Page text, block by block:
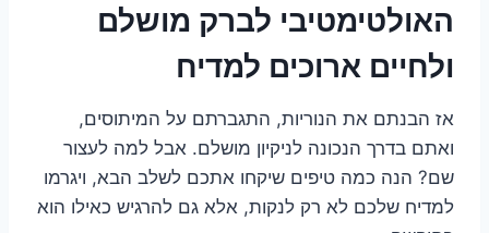
האולטימטיבי לברק מושלם
ולחיים ארוכים למדיח
אז הבנתם את הנוריות, התגברתם על המיתוסים,
ואתם בדרך הנכונה לניקיון מושלם. אבל למה לעצור
שם? הנה כמה טיפים שיקחו אתכם לשלב הבא, ויגרמו
למדיח שלכם לא רק לנקות, אלא גם להרגיש כאילו הוא